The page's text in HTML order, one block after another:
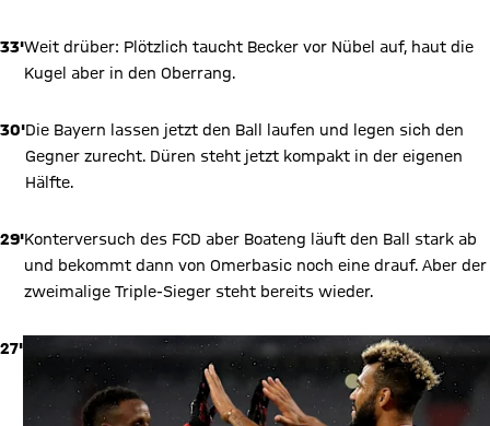
33'Weit drüber: Plötzlich taucht Becker vor Nübel auf, haut die
Kugel aber in den Oberrang.
30'Die Bayern lassen jetzt den Ball laufen und legen sich den
Gegner zurecht. Düren steht jetzt kompakt in der eigenen
Hälfte.
29'Konterversuch des FCD aber Boateng läuft den Ball stark ab
und bekommt dann von Omerbasic noch eine drauf. Aber der
zweimalige Triple-Sieger steht bereits wieder.
27'